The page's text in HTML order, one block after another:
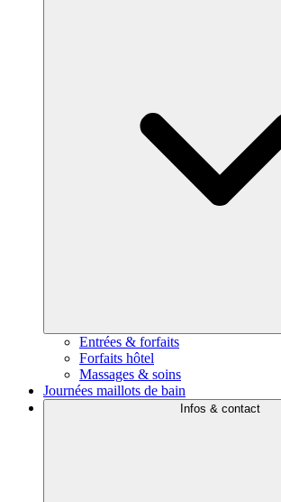
Entrées & forfaits
Forfaits hôtel
Massages & soins
Journées maillots de bain
Infos & contact